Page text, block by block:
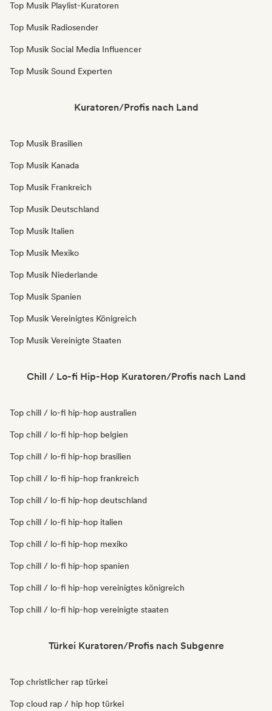
Top Musik Playlist-Kuratoren
Top Musik Radiosender
Top Musik Social Media Influencer
Top Musik Sound Experten
Kuratoren/Profis nach Land
Top Musik Brasilien
Top Musik Kanada
Top Musik Frankreich
Top Musik Deutschland
Top Musik Italien
Top Musik Mexiko
Top Musik Niederlande
Top Musik Spanien
Top Musik Vereinigtes Königreich
Top Musik Vereinigte Staaten
Chill / Lo-fi Hip-Hop Kuratoren/Profis nach Land
Top chill / lo-fi hip-hop australien
Top chill / lo-fi hip-hop belgien
Top chill / lo-fi hip-hop brasilien
Top chill / lo-fi hip-hop frankreich
Top chill / lo-fi hip-hop deutschland
Top chill / lo-fi hip-hop italien
Top chill / lo-fi hip-hop mexiko
Top chill / lo-fi hip-hop spanien
Top chill / lo-fi hip-hop vereinigtes königreich
Top chill / lo-fi hip-hop vereinigte staaten
Türkei Kuratoren/Profis nach Subgenre
Top christlicher rap türkei
Top cloud rap / hip hop türkei